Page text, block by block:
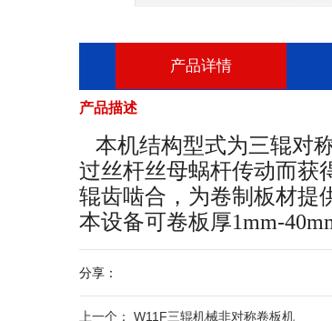
产品详情
概述
本机为机械对称型卷板
机输出轴通过一组齿轮传
得。一根上辊、二根下辊
动的实现是升降丝杆上下
产品描述
本机结构型式为三辊对
过丝杆丝母蜗杆传动而获
辊齿啮合，为卷制板材提
本设备可卷板厚1mm-
技术参数
分享：
上一个： W11F三辊机械非对称卷板机